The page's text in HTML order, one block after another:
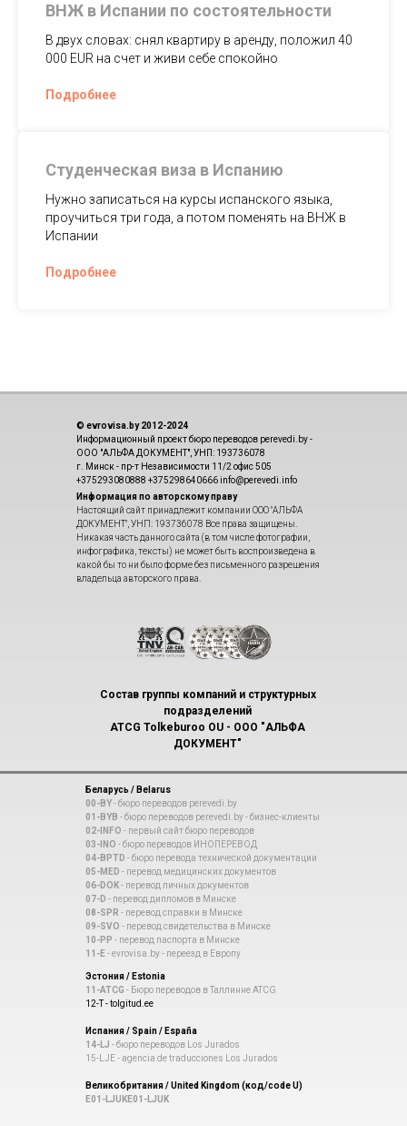
ВНЖ в Испании по состоятельности
В двух словах: снял квартиру в аренду, положил 40
000 EUR на счет и живи себе спокойно
Подробнее
Студенческая виза в Испанию
Нужно записаться на курсы испанского языка,
проучиться три года, а потом поменять на ВНЖ в
Испании
Подробнее
© evrovisa.by 2012-2024
Информационный проект бюро переводов perevedi.by -
ООО "АЛЬФА ДОКУМЕНТ", УНП: 193736078
г. Минск - пр-т Независимости 11/2 офис 505
+375293080888 +375298640666 info@perevedi.info
Информация по авторскому праву
Настоящий сайт принадлежит компании ООО "АЛЬФА
ДОКУМЕНТ", УНП: 193736078 Все права защищены.
Никакая часть данного сайта (в том числе фотографии,
инфографика, тексты) не может быть воспроизведена в
какой бы то ни было форме без письменного разрешения
владельца авторского права.
Состав группы компаний и структурных
подразделений
ATCG Tolkeburoo OU - ООО "АЛЬФА
ДОКУМЕНТ"
Беларусь / Belarus
00-BY- бюро переводов perevedi.by
01-BYB - бюро переводов perevedi.by - бизнес-клиенты
02-INFO - первый сайт бюро переводов
03-INO - бюро переводов ИНОПЕРЕВОД
04-BPTD - бюро перевода технической документации
05-MED - перевод медицинских документов
06-DOK- перевод личных документов
07-D - перевод дипломов в Минске
08-SPR - перевод справки в Минске
09-SVO - перевод свидетельства в Минске
10-PP - перевод паспорта в Минске
11-E- evrovisa.by - переезд в Европу
Эстония / Estonia
11-ATCG - Бюро переводов в Таллинне ATCG
12-T - tolgitud.ee
Испания / Spain / España
14-LJ - бюро переводов Los Jurados
15-LJE - agencia de traducciones Los Jurados
Великобритания / United Kingdom (код/code U)
E01-LJUKE01-LJUK